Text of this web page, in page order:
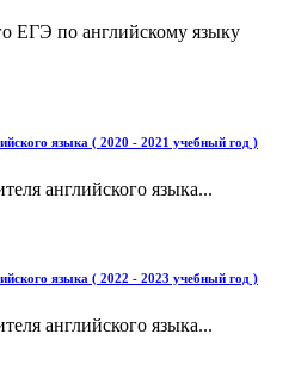
ЕГЭ по английскому языку
языка ( 2020 - 2021 учебный год )
английского языка...
языка ( 2022 - 2023 учебный год )
английского языка...